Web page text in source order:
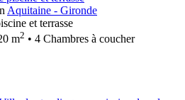
Aquitaine - Gironde
et terrasse
m2 • 4 Chambres à coucher